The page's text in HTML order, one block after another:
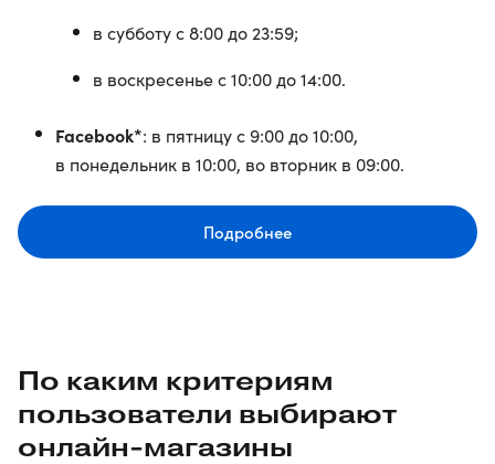
в субботу с 8:00 до 23:59;
в воскресенье с 10:00 до 14:00.
Facebook*: в пятницу с 9:00 до 10:00,
в понедельник в 10:00, во вторник в 09:00.
Подробнее
По каким критериям
пользователи выбирают
онлайн-магазины